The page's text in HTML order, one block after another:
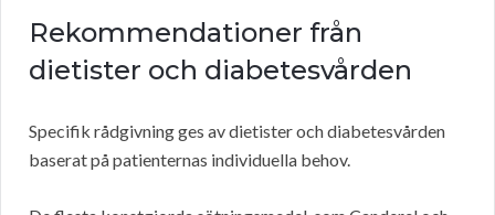
Rekommendationer från
dietister och diabetesvården
Specifik rådgivning ges av dietister och diabetesvården
baserat på patienternas individuella behov.